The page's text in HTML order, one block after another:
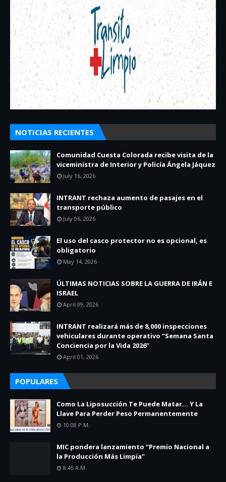
NOTICIAS RECIENTES
Comunidad Cuesta Colorada recibe visita de la
viceministra de Interior y Policía Ángela Jáquez
July 16, 2026
INTRANT rechaza aumento de pasajes en el
transporte público
July 06, 2026
El uso del casco protector no es opcional, es
obligatorio
May 14, 2026
ÚLTIMAS NOTICIAS SOBRE LA GUERRA DE IRÁN E
ISRAEL
April 09, 2026
INTRANT realizará más de 8,000 inspecciones
vehiculares durante operativo “Semana Santa
Conciencia por la Vida 2026”
April 01, 2026
POPULARES
Como La Liposucción Te Puede Matar… Y La
Llave Para Perder Peso Permanentemente
10:08 P.m.
MIC pondera lanzamiento “Premio Nacional a
la Producción Más Limpia”
8:45 A.m.